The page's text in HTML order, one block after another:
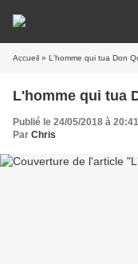
Accueil » L'homme qui tua Don
L'homme qui tua
Publié le 24/05/2018 à 20:41
Par Chris